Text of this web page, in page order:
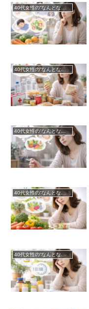
40代女性の“なんとなく不調”を整える｜栄養不足を見直すための総まとめ！
40代女性の“なんとなく不調”を整える｜栄養不足を見直すための総まとめ！
40代女性の“なんとなく不調”を整える｜栄養不足を見直すための総まとめ！
40代女性の“なんとなく不調”を整える｜栄養不足を見直すための総まとめ！
40代女性の“なんとなく不調”を整える｜栄養不足を見直すための総まとめ！